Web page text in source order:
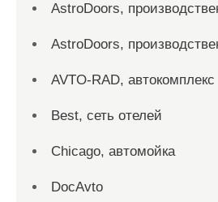
AstroDoors,
AstroDoors,
AVTO-RAD, автокомплекс
Best, сеть отелей
Chicago, автомойка
DocAvto